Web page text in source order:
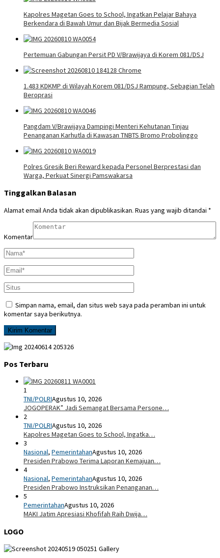
Kapolres Magetan Goes to School, Ingatkan Pelajar Bahaya
Berkendara di Bawah Umur dan Bijak Bermedia Sosial
Pertemuan Gabungan Persit PD V/Brawijaya di Korem 081/DSJ
1.483 KDKMP di Wilayah Korem 081/DSJ Rampung, Sebagian Telah
Beroprasi
Pangdam V/Brawijaya Dampingi Menteri Kehutanan Tinjau
Penanganan Karhutla di Kawasan TNBTS Bromo Probolinggo
Polres Gresik Beri Reward kepada Personel Berprestasi dan
Warga, Perkuat Sinergi Pamswakarsa
Tinggalkan Balasan
Alamat email Anda tidak akan dipublikasikan. Ruas yang wajib ditandai *
Komentar
Simpan nama, email, dan situs web saya pada peramban ini untuk
komentar saya berikutnya.
Pos Terbaru
1
TNI/POLRIAgustus 10, 2026
JOGOPERAK” Jadi Semangat Bersama Persone…
2
TNI/POLRIAgustus 10, 2026
Kapolres Magetan Goes to School, Ingatka…
3
Nasional, PemerintahanAgustus 10, 2026
Presiden Prabowo Terima Laporan Kemajuan…
4
Nasional, PemerintahanAgustus 10, 2026
Presiden Prabowo Instruksikan Penanganan…
5
PemerintahanAgustus 10, 2026
MAKI Jatim Apresiasi Khofifah Raih Dwija…
LOGO